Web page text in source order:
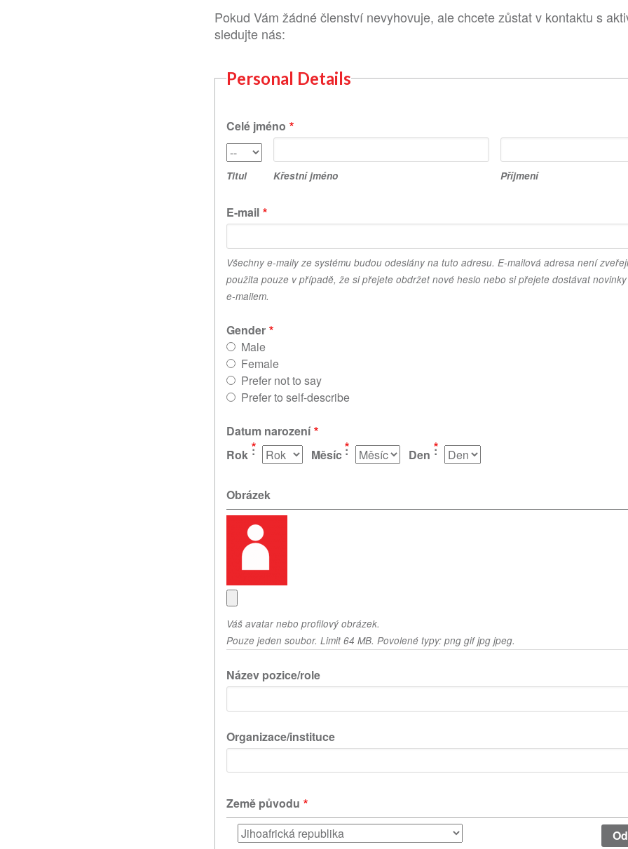
Pokud Vám žádné členství nevyhovuje, ale chcete zůstat v kontaktu s
sledujte nás:
Personal Details
Celé jméno
Titul
Titul
jméno
Křestní jméno Příjmení
E-mail
Všechny e-maily ze systému budou odeslány na tuto adresu. E-mailová adresa není
použita pouze v případě, že si přejete obdržet nové heslo nebo si přejete dostávat
e-mailem.
Gender
Male
Female
Prefer not to say
Prefer to self-describe
Datum narození
Rok
Měsíc Den
Obrázek
Váš avatar nebo profilový obrázek.
Pouze jeden soubor. Limit 64 MB. Povolené typy: png gif jpg jpeg.
Název pozice/role
Organizace/instituce
Země původu
Země